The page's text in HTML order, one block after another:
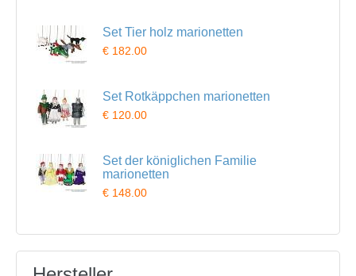
Set Tier holz marionetten
€ 182.00
Set Rotkäppchen marionetten
€ 120.00
Set der königlichen Familie
marionetten
€ 148.00